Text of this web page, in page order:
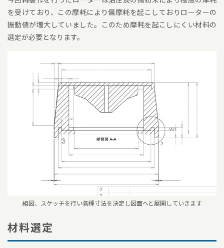
を受けており、この摩耗により偏摩耗を起こしておりローターの
振動値が増大していました。このため摩耗を起こしにくい材料の
選定が必要となります。
組図、スケッチを行い各種寸法を決定し図面へと展開していきます
材料選定